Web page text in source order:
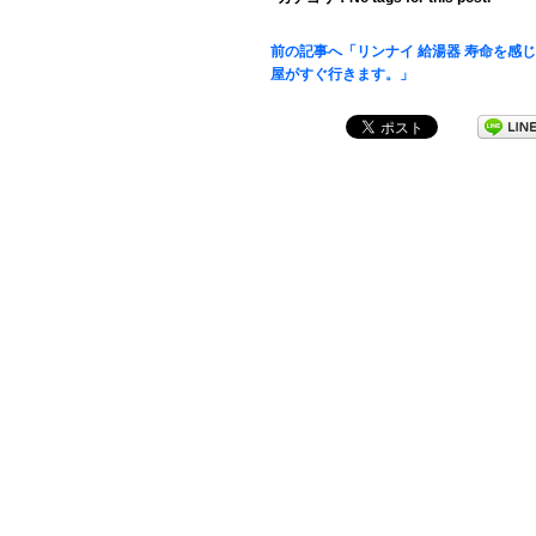
前の記事へ「リンナイ 給湯器 寿命を感
屋がすぐ行きます。」